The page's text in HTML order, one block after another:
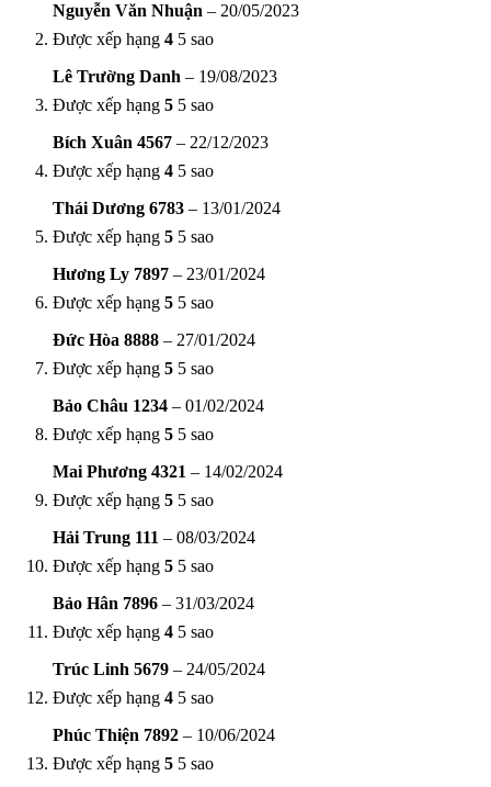
Nguyễn Văn Nhuận – 20/05/2023
Được xếp hạng 4 5 sao
Lê Trường Danh – 19/08/2023
Được xếp hạng 5 5 sao
Bích Xuân 4567 – 22/12/2023
Được xếp hạng 4 5 sao
Thái Dương 6783 – 13/01/2024
Được xếp hạng 5 5 sao
Hương Ly 7897 – 23/01/2024
Được xếp hạng 5 5 sao
Đức Hòa 8888 – 27/01/2024
Được xếp hạng 5 5 sao
Bảo Châu 1234 – 01/02/2024
Được xếp hạng 5 5 sao
Mai Phương 4321 – 14/02/2024
Được xếp hạng 5 5 sao
Hải Trung 111 – 08/03/2024
Được xếp hạng 5 5 sao
Bảo Hân 7896 – 31/03/2024
Được xếp hạng 4 5 sao
Trúc Linh 5679 – 24/05/2024
Được xếp hạng 4 5 sao
Phúc Thiện 7892 – 10/06/2024
Được xếp hạng 5 5 sao